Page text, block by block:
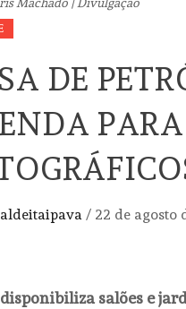
Machado | Divulgação
DE
/ 22 de agosto
salões e